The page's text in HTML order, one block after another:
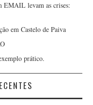
levam as crises:
em Castelo de Paiva
prático.